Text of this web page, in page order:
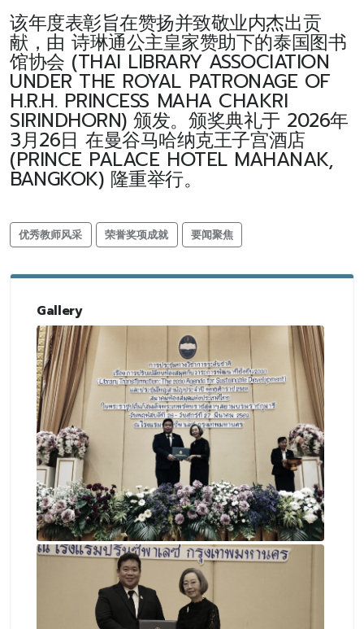
该年度表彰旨在赞扬并致敬业内杰出贡
献，由 诗琳通公主皇家赞助下的泰国图书
馆协会 (THAI LIBRARY ASSOCIATION
UNDER THE ROYAL PATRONAGE OF
H.R.H. PRINCESS MAHA CHAKRI
SIRINDHORN) 颁发。颁奖典礼于 2026年
3月26日 在曼谷马哈纳克王子宫酒店
(PRINCE PALACE HOTEL MAHANAK,
BANGKOK) 隆重举行。
优秀教师风采 荣誉奖项成就 要闻聚焦
Gallery